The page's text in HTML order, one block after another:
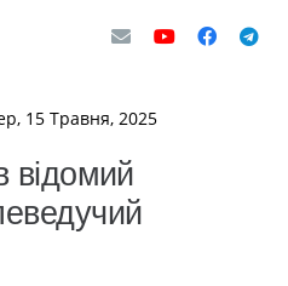
15 Травня, 2025
відомий